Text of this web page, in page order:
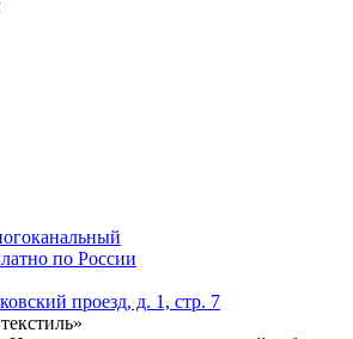
по России
проезд, д. 1, стр. 7